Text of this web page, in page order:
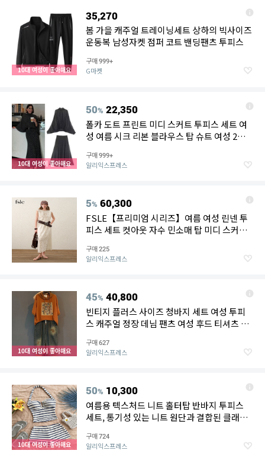
10대 여성이 좋아해요
35,270
봄 가을 캐주얼 트레이닝세트 상하의 빅사이즈
운동복 남성자켓 점퍼 코트 밴딩팬츠 투피스
구매999+
G마켓
10대 여성이 좋아해요
50% 22,350
폴카 도트 프린트 미디 스커트 투피스 세트 여
성 여름 시크 리본 블라우스 탑 슈트 여성 2피
구매999+
알리익스프레스
5% 60,300
FSLE【프리미엄 시리즈】여름 여성 린넨 투
피스 세트 컷아웃 자수 민소매 탑 미디 스커트
구매225
알리익스프레스
10대 여성이 좋아해요
45% 40,800
빈티지 플러스 사이즈 청바지 세트 여성 투피
스 캐주얼 정장 데님 팬츠 여성 후드 티셔츠 프
구매627
알리익스프레스
10대 여성이 좋아해요
50% 10,300
여름용 텍스처드 니트 홀터탑 반바지 투피스
세트, 통기성 있는 니트 원단과 결합된 클래식
구매724
알리익스프레스